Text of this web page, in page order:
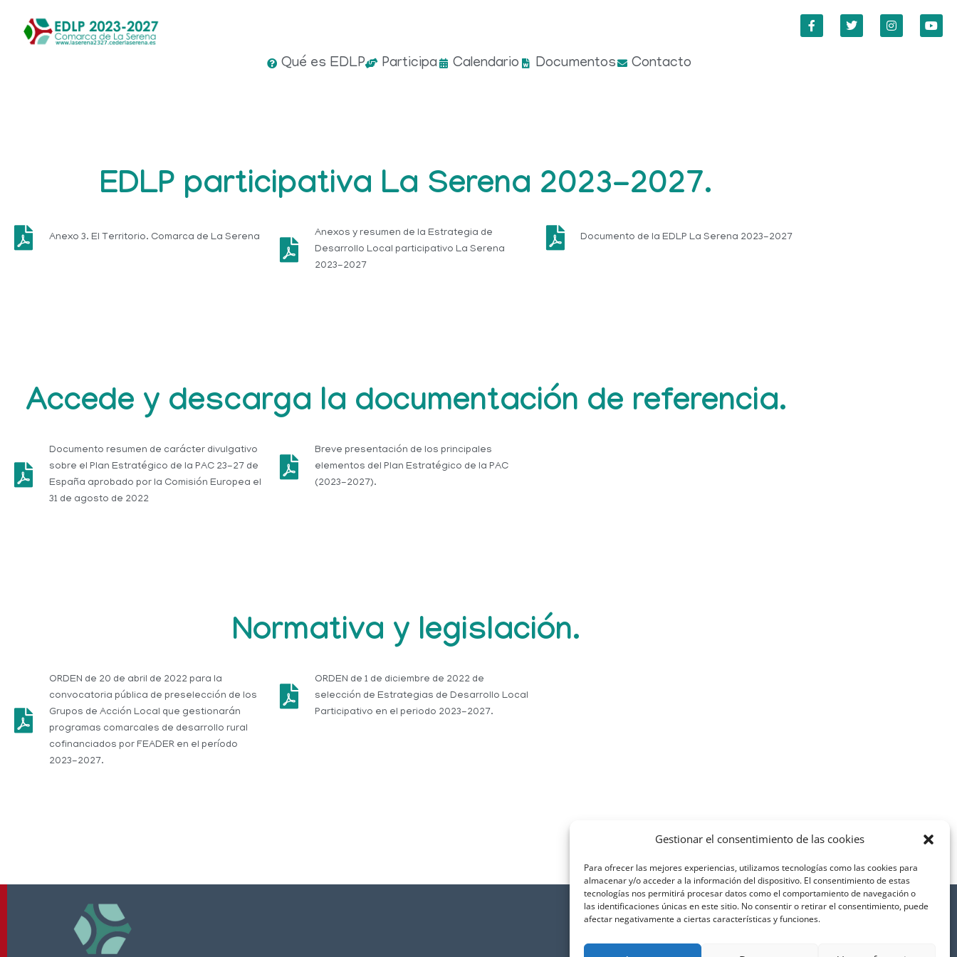
Gestionar el consentimiento de las cookies
Para ofrecer las mejores experiencias, utilizamos tecnologías como las cookies para
almacenar y/o acceder a la información del dispositivo. El consentimiento de estas
tecnologías nos permitirá procesar datos como el comportamiento de navegación o
las identificaciones únicas en este sitio. No consentir o retirar el consentimiento, puede
afectar negativamente a ciertas características y funciones.
Qué es EDLP Participa Calendario Documentos Contacto
EDLP participativa La Serena 2023-2027.
Anexo 3. El Territorio. Comarca de La Serena
Anexos y resumen de la Estrategia de
Desarrollo Local participativo La Serena
2023-2027
Documento de la EDLP La Serena 2023-2027
Accede y descarga la documentación de referencia.
Documento resumen de carácter divulgativo
sobre el Plan Estratégico de la PAC 23-27 de
España aprobado por la Comisión Europea el
31 de agosto de 2022
Breve presentación de los principales
elementos del Plan Estratégico de la PAC
(2023-2027).
Normativa y legislación.
ORDEN de 20 de abril de 2022 para la
convocatoria pública de preselección de los
Grupos de Acción Local que gestionarán
programas comarcales de desarrollo rural
cofinanciados por FEADER en el período
2023-2027.
ORDEN de 1 de diciembre de 2022 de
selección de Estrategias de Desarrollo Local
Participativo en el periodo 2023-2027.
© CederLa Serena
Política de privacidad